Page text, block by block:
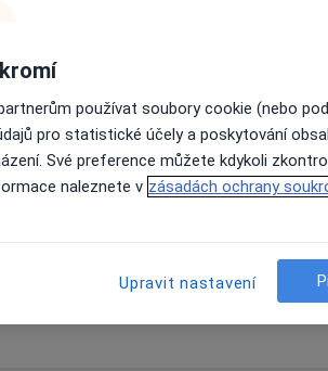
10 Srpen
Zítra St
12 Srpen
Čt
používat soubory cookie (nebo
pro statistické účely a poskytování
Své preference můžete kdykoli
naleznete v zásadách ochrany
Upravit nastavení